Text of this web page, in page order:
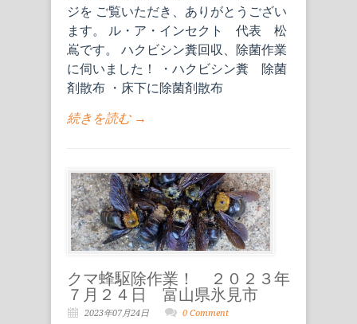
ジを ご覧いただき、ありがとうござい
ます。 ル・ア・インセクト 代表 松
嶌です。 ハクビシン糞回収、除菌作業
に伺いました！ ・ハクビシン糞 除菌
剤散布 ・床下に除菌剤散布
続きを読む →
クマ蜂駆除作業！ ２０２３年
７月２４日 富山県氷見市
2023年07月24日 0 Comment